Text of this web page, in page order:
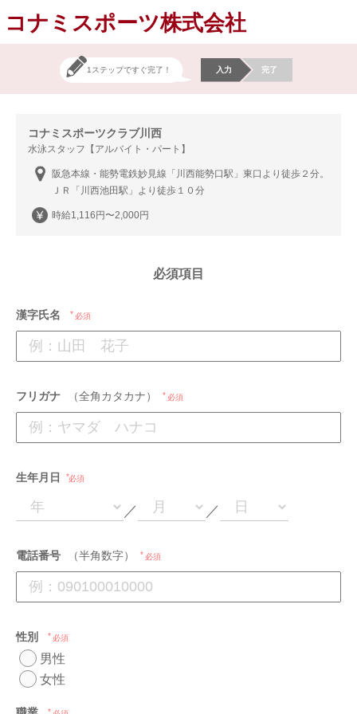
コナミスポーツ株式会社
1ステップですぐ完了！ 入力 完了
コナミスポーツクラブ川西
水泳スタッフ【アルバイト・パート】
阪急本線・能勢電鉄妙見線「川西能勢口駅」東口より徒歩２分。
ＪＲ「川西池田駅」より徒歩１０分
時給1,116円〜2,000円
必須項目
漢字氏名 必須
フリガナ （全角カタカナ） 必須
生年月日 必須
／ ／
電話番号 （半角数字） 必須
性別 必須
男性
女性